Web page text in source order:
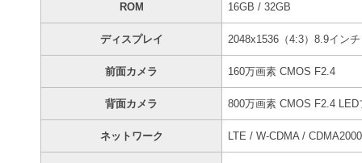
ROM 16GB / 32GB
ディスプレイ 2048x1536（4:3）8.9イン
前面カメラ 160万画素 CMOS F2.4
背面カメラ 800万画素 CMOS F2.4 LED
ネットワーク LTE / W-CDMA /